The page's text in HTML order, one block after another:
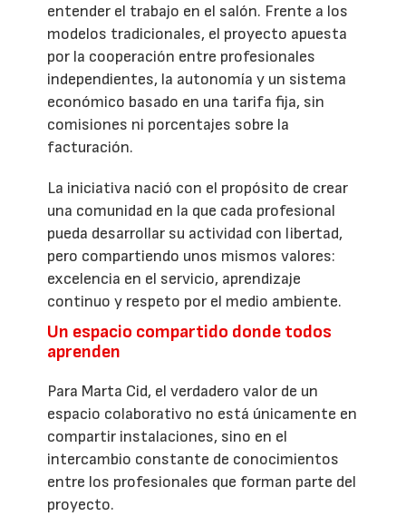
entender el trabajo en el salón. Frente a los
modelos tradicionales, el proyecto apuesta
por la cooperación entre profesionales
independientes, la autonomía y un sistema
económico basado en una tarifa fija, sin
comisiones ni porcentajes sobre la
facturación.
La iniciativa nació con el propósito de crear
una comunidad en la que cada profesional
pueda desarrollar su actividad con libertad,
pero compartiendo unos mismos valores:
excelencia en el servicio, aprendizaje
continuo y respeto por el medio ambiente.
Un espacio compartido donde todos
aprenden
Para Marta Cid, el verdadero valor de un
espacio colaborativo no está únicamente en
compartir instalaciones, sino en el
intercambio constante de conocimientos
entre los profesionales que forman parte del
proyecto.